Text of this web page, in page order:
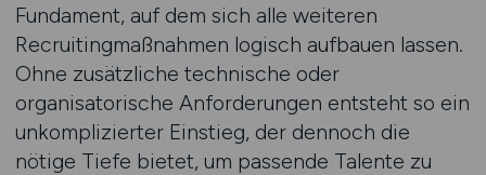
Fundament, auf dem sich alle weiteren
Recruitingmaßnahmen logisch aufbauen lassen.
Ohne zusätzliche technische oder
organisatorische Anforderungen entsteht so ein
unkomplizierter Einstieg, der dennoch die
nötige Tiefe bietet, um passende Talente zu